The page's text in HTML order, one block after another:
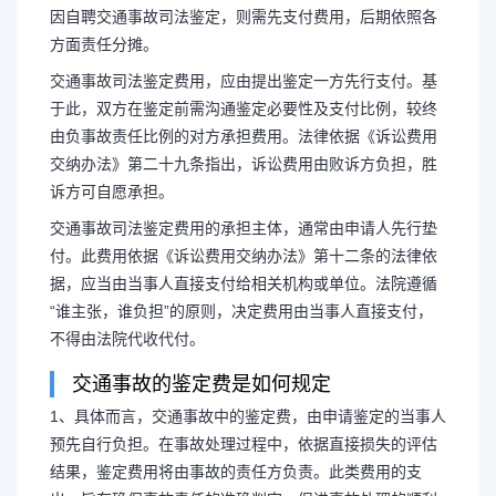
因自聘交通事故司法鉴定，则需先支付费用，后期依照各
方面责任分摊。
交通事故司法鉴定费用，应由提出鉴定一方先行支付。基
于此，双方在鉴定前需沟通鉴定必要性及支付比例，较终
由负事故责任比例的对方承担费用。法律依据《诉讼费用
交纳办法》第二十九条指出，诉讼费用由败诉方负担，胜
诉方可自愿承担。
交通事故司法鉴定费用的承担主体，通常由申请人先行垫
付。此费用依据《诉讼费用交纳办法》第十二条的法律依
据，应当由当事人直接支付给相关机构或单位。法院遵循
“谁主张，谁负担”的原则，决定费用由当事人直接支付，
不得由法院代收代付。
交通事故的鉴定费是如何规定
1、具体而言，交通事故中的鉴定费，由申请鉴定的当事人
预先自行负担。在事故处理过程中，依据直接损失的评估
结果，鉴定费用将由事故的责任方负责。此类费用的支